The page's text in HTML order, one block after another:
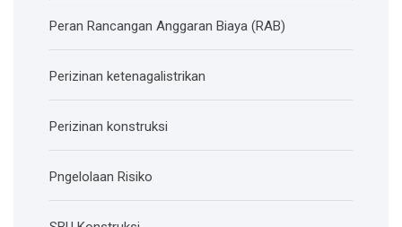
Peran Rancangan Anggaran Biaya (RAB)
Perizinan ketenagalistrikan
Perizinan konstruksi
Pngelolaan Risiko